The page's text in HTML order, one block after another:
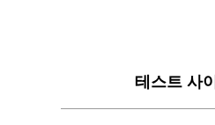
테스트 사